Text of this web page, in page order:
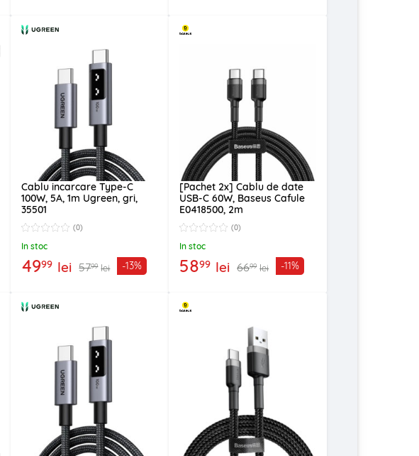
Cablu incarcare Type-C
100W, 5A, 1m Ugreen, gri,
35501
(0)
In stoc
4999 lei 5799 lei -13%
[Pachet 2x] Cablu de date
USB-C 60W, Baseus Cafule
E0418500, 2m
(0)
In stoc
5899 lei 6699 lei -11%